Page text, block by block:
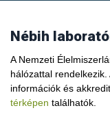
Nébih
A Nemzeti
hálózattal
információk és
térképen találhatók.